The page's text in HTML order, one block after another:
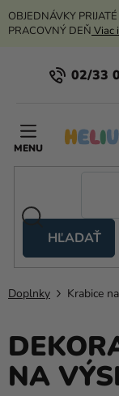
Prejsť
na
OBJEDNÁVKY
PRACOVNÝ DEŇ Viac
02/33
HĽADAŤ
stany
Kanekalon
Hélium
a
balóny
Doplnky Krabice
NA